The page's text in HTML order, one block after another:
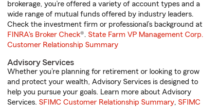
brokerage, you’re offered a variety of account types and a
wide range of mutual funds offered by industry leaders.
Check the investment firm or professional’s background at
FINRA's Broker Check®. State Farm VP Management Corp.
Customer Relationship Summary
Advisory Services
Whether you’re planning for retirement or looking to grow
and protect your wealth, Advisory Services is designed to
help you pursue your goals. Learn more about Advisory
Services. SFIMC Customer Relationship Summary, SFIMC